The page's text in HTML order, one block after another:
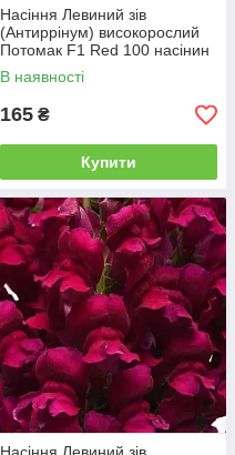
Насіння Левиний зів
(Антиррінум) високорослий
Потомак F1 Red 100 насінин
Pan American
В наявності
165 ₴
Купити